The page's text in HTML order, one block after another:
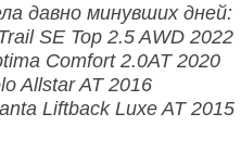
давно минувших дней:
SE Top 2.5 AWD 2022
Comfort 2.0AT 2020
Allstar AT 2016
Liftback Luxe AT 2015